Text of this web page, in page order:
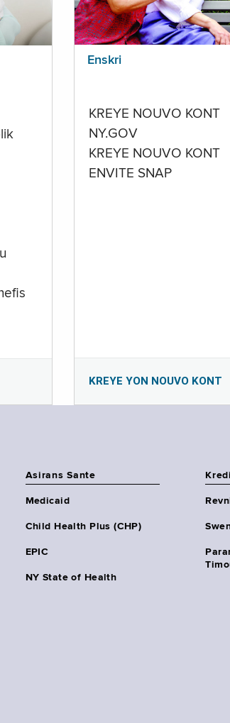
Enskri
KREYE NOUVO KONT
NY.GOV
KREYE NOUVO KONT
ENVITE SNAP
KREYE YON NOUVO KONT
Asirans Sante
Medicaid
Child Health Plus (CHP)
EPIC
NY State of Health